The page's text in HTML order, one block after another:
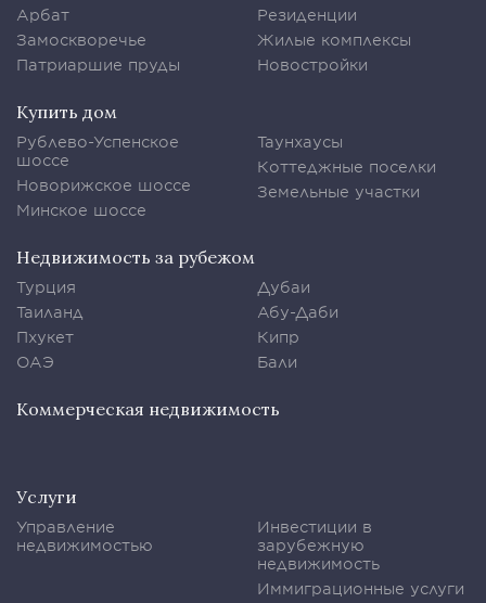
Арбат
Замоскворечье
Патриаршие пруды
Резиденции
Жилые комплексы
Новостройки
Купить дом
Рублево-Успенское
шоссе
Новорижское шоссе
Минское шоссе
Таунхаусы
Коттеджные поселки
Земельные участки
Недвижимость за рубежом
Турция
Таиланд
Пхукет
ОАЭ
Дубаи
Абу-Даби
Кипр
Бали
Коммерческая недвижимость
Услуги
Управление
недвижимостью
Инвестиции в
зарубежную
недвижимость
Иммиграционные услуги